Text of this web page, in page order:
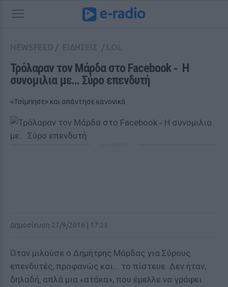
Τρόλαραν τον Μάρδα στο Facebook ‑  Η
συνομιλια με... Σύρο επενδυτή
«Τσίμπησε» και απάντησε κανονικά
Δημοσίευση 27/9/2016 | 17:23
Όταν μιλούσε ο Δημήτρης Μάρδας για Σύρους
επενδυτές, προφανώς και... το πίστευε. Δεν ήταν,
δηλαδή, απλά μια «ατάκα», που έμελλε να γράψει